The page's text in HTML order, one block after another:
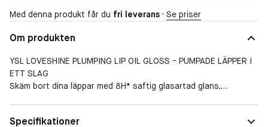
Med denna produkt får du fri leverans · Se priser
Om produkten
YSL LOVESHINE PLUMPING LIP OIL GLOSS - PUMPADE LÄPPER I
ETT SLAG
Skäm bort dina läppar med 8H* saftig glasartad glans,
läppar ser omedelbart glansiga, puffigare och studsare ut med
Specifikationer